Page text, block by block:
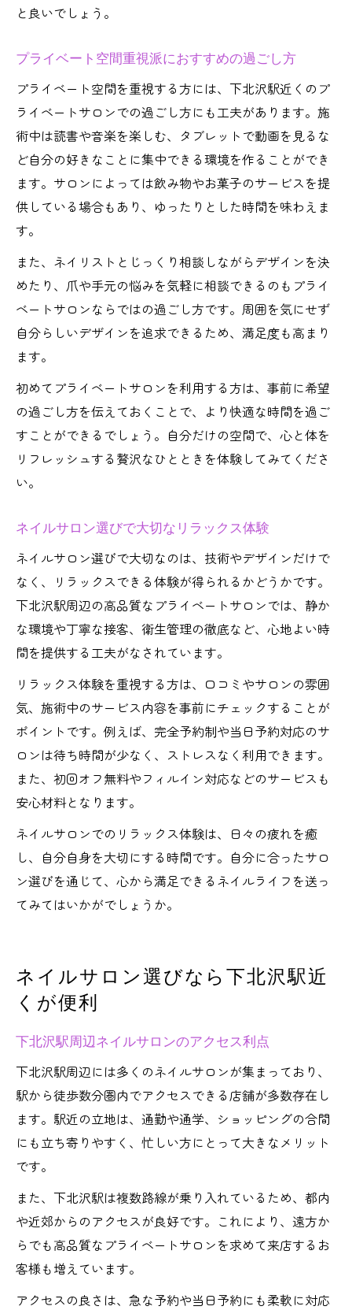
と良いでしょう。
プライベート空間重視派におすすめの過ごし方
プライベート空間を重視する方には、下北沢駅近くのプ
ライベートサロンでの過ごし方にも工夫があります。施
術中は読書や音楽を楽しむ、タブレットで動画を見るな
ど自分の好きなことに集中できる環境を作ることができ
ます。サロンによっては飲み物やお菓子のサービスを提
供している場合もあり、ゆったりとした時間を味わえま
す。
また、ネイリストとじっくり相談しながらデザインを決
めたり、爪や手元の悩みを気軽に相談できるのもプライ
ベートサロンならではの過ごし方です。周囲を気にせず
自分らしいデザインを追求できるため、満足度も高まり
ます。
初めてプライベートサロンを利用する方は、事前に希望
の過ごし方を伝えておくことで、より快適な時間を過ご
すことができるでしょう。自分だけの空間で、心と体を
リフレッシュする贅沢なひとときを体験してみてくださ
い。
ネイルサロン選びで大切なリラックス体験
ネイルサロン選びで大切なのは、技術やデザインだけで
なく、リラックスできる体験が得られるかどうかです。
下北沢駅周辺の高品質なプライベートサロンでは、静か
な環境や丁寧な接客、衛生管理の徹底など、心地よい時
間を提供する工夫がなされています。
リラックス体験を重視する方は、口コミやサロンの雰囲
気、施術中のサービス内容を事前にチェックすることが
ポイントです。例えば、完全予約制や当日予約対応のサ
ロンは待ち時間が少なく、ストレスなく利用できます。
また、初回オフ無料やフィルイン対応などのサービスも
安心材料となります。
ネイルサロンでのリラックス体験は、日々の疲れを癒
し、自分自身を大切にする時間です。自分に合ったサロ
ン選びを通じて、心から満足できるネイルライフを送っ
てみてはいかがでしょうか。
ネイルサロン選びなら下北沢駅近
くが便利
下北沢駅周辺ネイルサロンのアクセス利点
下北沢駅周辺には多くのネイルサロンが集まっており、
駅から徒歩数分圏内でアクセスできる店舗が多数存在し
ます。駅近の立地は、通勤や通学、ショッピングの合間
にも立ち寄りやすく、忙しい方にとって大きなメリット
です。
また、下北沢駅は複数路線が乗り入れているため、都内
や近郊からのアクセスが良好です。これにより、遠方か
らでも高品質なプライベートサロンを求めて来店するお
客様も増えています。
アクセスの良さは、急な予約や当日予約にも柔軟に対応